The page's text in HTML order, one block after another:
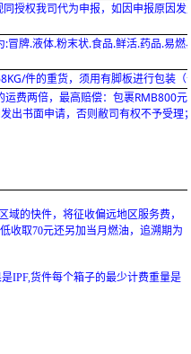
授权我司代为申报，如因申报原因
冒牌.液体.粉末状.食品.鲜活.药品.易
件的重货，须用有脚板进行包装
运费两倍，最高赔偿：包裹RMB800
出书面申请，否则敝司有权不予受
域的快件，将征收偏远地区服务费，
收取70元还另加当月燃油，追溯期为
IPF,货件每个箱子的最少计费重量是